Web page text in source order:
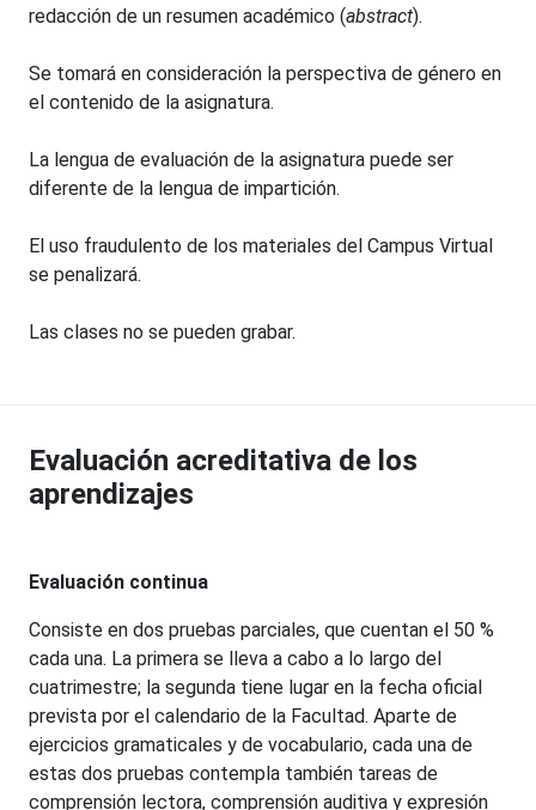
redacción de un resumen académico (abstract).
Se tomará en consideración la perspectiva de género en
el contenido de la asignatura.
La lengua de evaluación de la asignatura puede ser
diferente de la lengua de impartición.
El uso fraudulento de los materiales del Campus Virtual
se penalizará.
Las clases no se pueden grabar.
Evaluación acreditativa de los
aprendizajes
Evaluación continua
Consiste en dos pruebas parciales, que cuentan el 50 %
cada una. La primera se lleva a cabo a lo largo del
cuatrimestre; la segunda tiene lugar en la fecha oficial
prevista por el calendario de la Facultad. Aparte de
ejercicios gramaticales y de vocabulario, cada una de
estas dos pruebas contempla también tareas de
comprensión lectora, comprensión auditiva y expresión